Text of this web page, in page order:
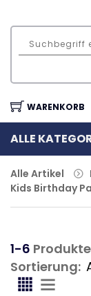
WARENKORB
ALLE
Alle Artikel
Kids Birthday
1-6
Sortierung: